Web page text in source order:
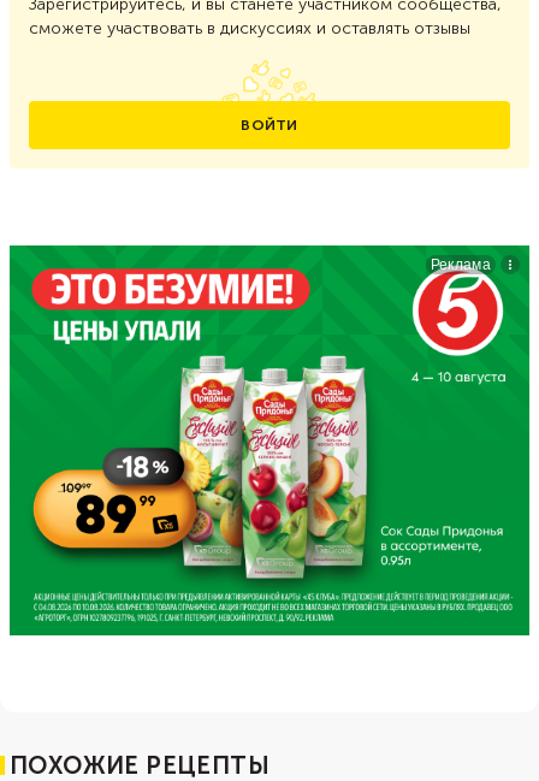
Зарегистрируйтесь, и вы станете участником сообщества,
сможете участвовать в дискуссиях и оставлять отзывы
ВОЙТИ
ПОХОЖИЕ РЕЦЕПТЫ